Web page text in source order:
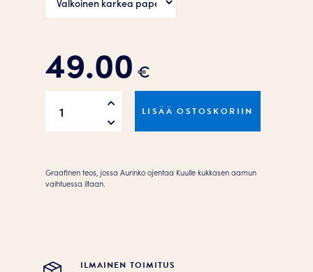
49.00 €
iltaan
LISÄÄ OSTOSKORIIN
Graafinen teos, jossa Aurinko ojentaa Kuulle kukkasen aamun
vaihtuessa iltaan.
ILMAINEN TOIMITUS